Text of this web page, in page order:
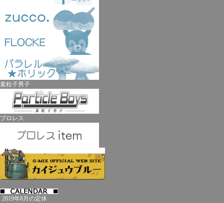
素粒子男子
プロレス
2019年8月の定休